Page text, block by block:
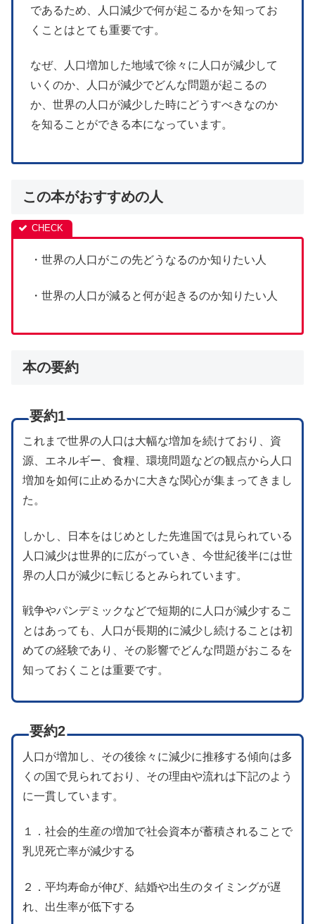
であるため、人口減少で何が起こるかを知ってお
くことはとても重要です。
なぜ、人口増加した地域で徐々に人口が減少して
いくのか、人口が減少でどんな問題が起こるの
か、世界の人口が減少した時にどうすべきなのか
を知ることができる本になっています。
この本がおすすめの人
・世界の人口がこの先どうなるのか知りたい人
・世界の人口が減ると何が起きるのか知りたい人
本の要約
要約1
これまで世界の人口は大幅な増加を続けており、資
源、エネルギー、食糧、環境問題などの観点から人口
増加を如何に止めるかに大きな関心が集まってきまし
た。
しかし、日本をはじめとした先進国では見られている
人口減少は世界的に広がっていき、今世紀後半には世
界の人口が減少に転じるとみられています。
戦争やパンデミックなどで短期的に人口が減少するこ
とはあっても、人口が長期的に減少し続けることは初
めての経験であり、その影響でどんな問題がおこるを
知っておくことは重要です。
要約2
人口が増加し、その後徐々に減少に推移する傾向は多
くの国で見られており、その理由や流れは下記のよう
に一貫しています。
１．社会的生産の増加で社会資本が蓄積されることで
乳児死亡率が減少する
２．平均寿命が伸び、結婚や出生のタイミングが遅
れ、出生率が低下する